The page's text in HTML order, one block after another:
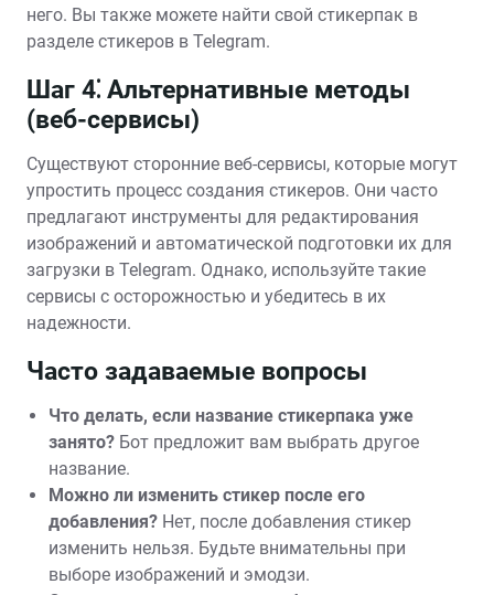
него. Вы также можете найти свой стикерпак в
разделе стикеров в Telegram.
Шаг 4⁚ Альтернативные методы
(веб-сервисы)
Существуют сторонние веб-сервисы, которые могут
упростить процесс создания стикеров. Они часто
предлагают инструменты для редактирования
изображений и автоматической подготовки их для
загрузки в Telegram. Однако, используйте такие
сервисы с осторожностью и убедитесь в их
надежности.
Часто задаваемые вопросы
Что делать, если название стикерпака уже
занято? Бот предложит вам выбрать другое
название.
Можно ли изменить стикер после его
добавления? Нет, после добавления стикер
изменить нельзя. Будьте внимательны при
выборе изображений и эмодзи.